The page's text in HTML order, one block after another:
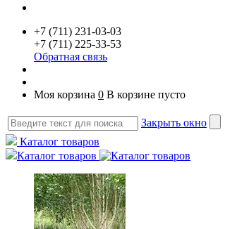
+7 (711) 231-03-03
+7 (711) 225-33-53
Обратная связь
Моя корзина 0 В корзине пусто
Закрыть окно
Каталог товаров
Каталог товаров